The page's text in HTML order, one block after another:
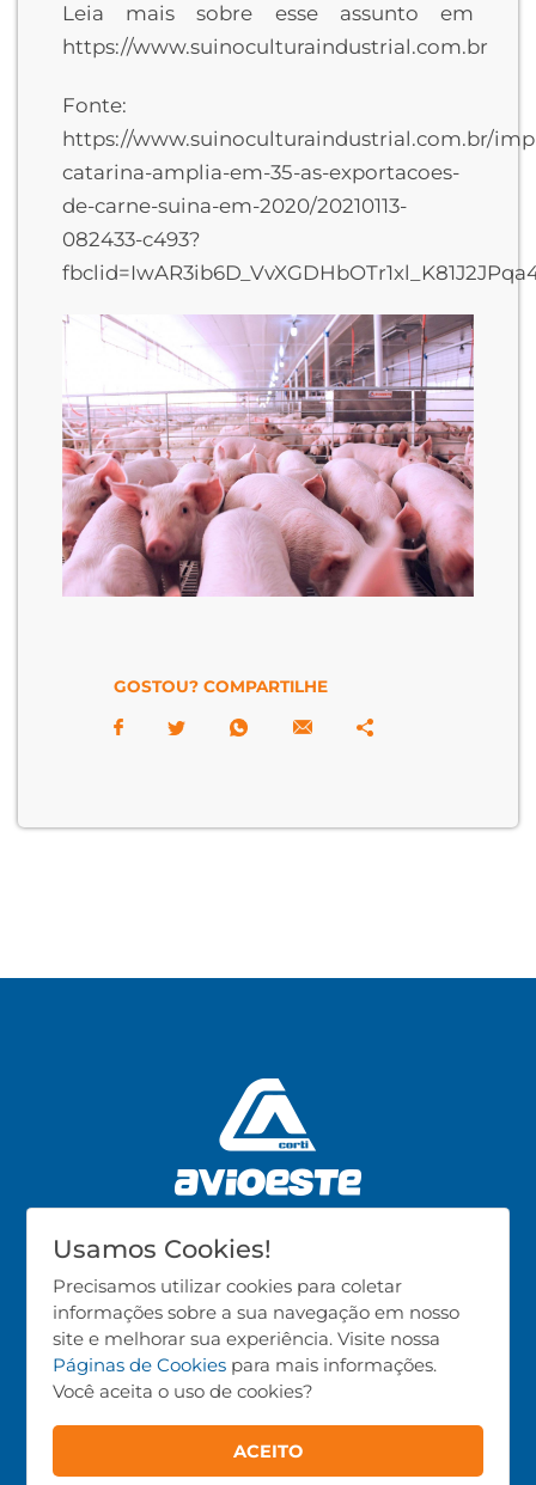
Usamos Cookies!
Precisamos utilizar cookies para coletar
informações sobre a sua navegação em nosso
site e melhorar sua experiência. Visite nossa
Páginas de Cookies para mais informações.
Você aceita o uso de cookies?
ACEITO
Leia mais sobre esse assunto em
https://www.suinoculturaindustrial.com.br
Fonte:
https://www.suinoculturaindustrial.com.br/
catarina-amplia-em-35-as-exportacoes-
de-carne-suina-em-2020/20210113-
082433-c493?
GOSTOU? COMPARTILHE
CNPJ: 02.986.723/0001-37
Produtos
Avicultura
Bovinocultura